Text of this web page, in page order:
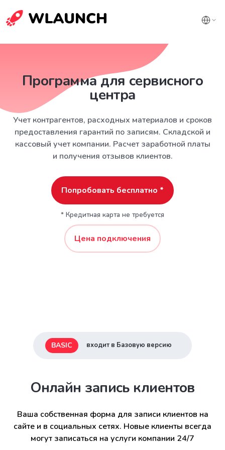
Программа для сервисного
центра
Учет контрагентов, расходных материалов и сроков
предоставления гарантий по записям. Складской и
кассовый учет компании. Расчет заработной платы
и получения отзывов клиентов.
Попробовать бесплатно *
* Кредитная карта не требуется
Цена подключения
BASIC входит в Базовую версию
Онлайн запись клиентов
Ваша собственная форма для записи клиентов на
сайте и в социальных сетях. Новые клиенты всегда
могут записаться на услуги компании 24/7